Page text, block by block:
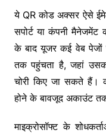
ये QR कोड अक्सर ऐसे
सपोर्ट या कंपनी
के बाद यूजर कई वेब पेजों
तक पहुंचता है, जहां
चोरी किए जा सकते हैं।
होने के बावजूद अकाउंट
माइक्रोसॉफ्ट के